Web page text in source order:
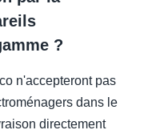
?
n'accepteront pas
dans le
directement